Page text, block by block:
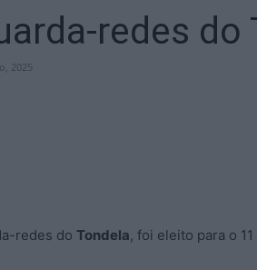
redes
2025
redes do Tondela, foi eleito para o